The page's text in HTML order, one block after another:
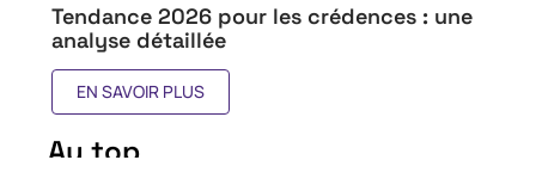
Tendance 2026 pour les crédences : une
analyse détaillée
EN SAVOIR PLUS
Au top